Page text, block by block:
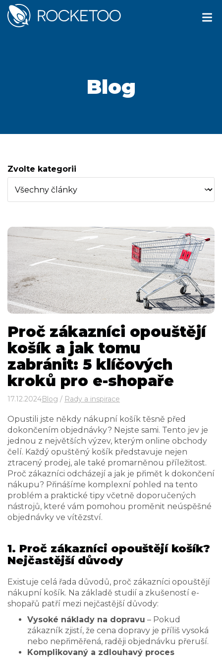
Blog
Proč zákazníci opouštějí
košík a jak tomu
zabránit: 5 klíčových
kroků pro e-shopaře
17.12.2024Blog / Rady a inspirace
Opustili jste někdy nákupní košík těsně před
dokončením objednávky? Nejste sami. Tento jev je
jednou z největších výzev, kterým online obchody
čelí. Každý opuštěný košík představuje nejen
ztracený prodej, ale také promarněnou příležitost.
Proč zákazníci odcházejí a jak je přimět k dokončení
nákupu? Přinášíme komplexní pohled na tento
problém a praktické tipy včetně doporučených
nástrojů, které vám pomohou proměnit neúspěšné
objednávky ve vítězství.
1. Proč zákazníci opouštějí košík?
Nejčastější důvody
Existuje celá řada důvodů, proč zákazníci opouštějí
nákupní košík. Na základě studií a zkušeností e-
shopařů patří mezi nejčastější důvody:
Vysoké náklady na dopravu – Pokud
zákazník zjistí, že cena dopravy je příliš vysoká
nebo nepřiměřená, raději objednávku přeruší.
Komplikovaný a zdlouhavý proces
Zvolte kategorii